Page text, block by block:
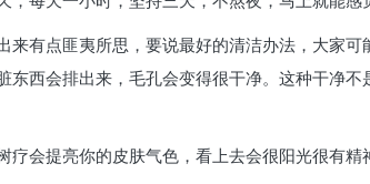
来有点匪夷所思，要说最好的清洁办法，大家
东西会排出来，毛孔会变得很干净。这种干净
疗会提亮你的皮肤气色，看上去会很阳光很有